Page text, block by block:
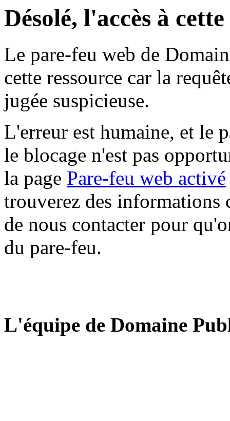
Désolé, l'accès à
Le pare-feu web de
cette ressource car la
jugée suspicieuse.
L'erreur est humaine, et le
le blocage n'est pas
la page Pare-feu web activé
trouverez des informations
de nous contacter pour
du pare-feu.
L'équipe de Domaine